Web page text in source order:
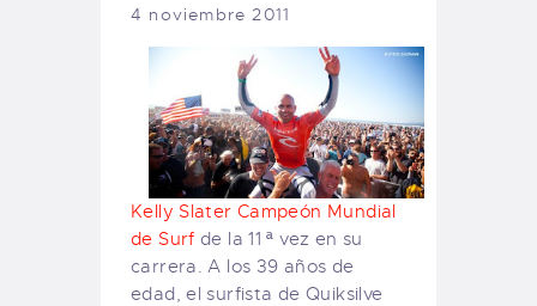
4 noviembre 2011
Kelly Slater Campeón Mundial
de Surf de la 11 ª vez en su
carrera. A los 39 años de
edad, el surfista de Quiksilve